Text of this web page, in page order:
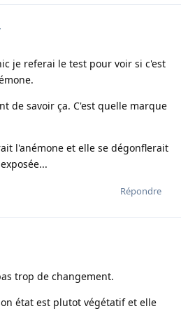
je referai le test pour voir si c'est
de savoir ça. C'est quelle marque
l'anémone et elle se dégonflerait
Répondre
trop de changement.
état est plutot végétatif et elle